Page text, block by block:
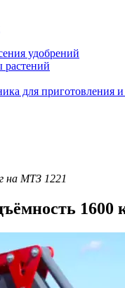
удобрений
растений
для приготовления
на МТЗ 1221
1600